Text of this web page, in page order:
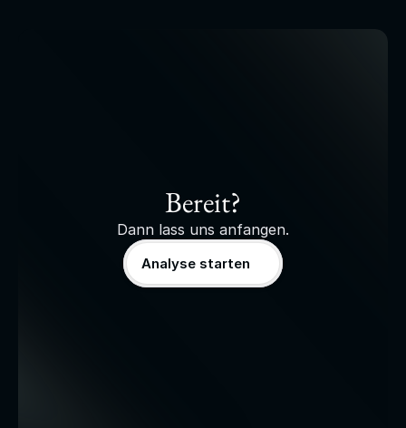
Bereit?
Dann lass uns anfangen.
Analyse starten